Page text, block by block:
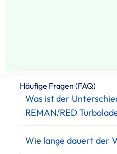
Häufige Fragen (FAQ)
Was ist der
REMAN/RED
Wie lange dauert der